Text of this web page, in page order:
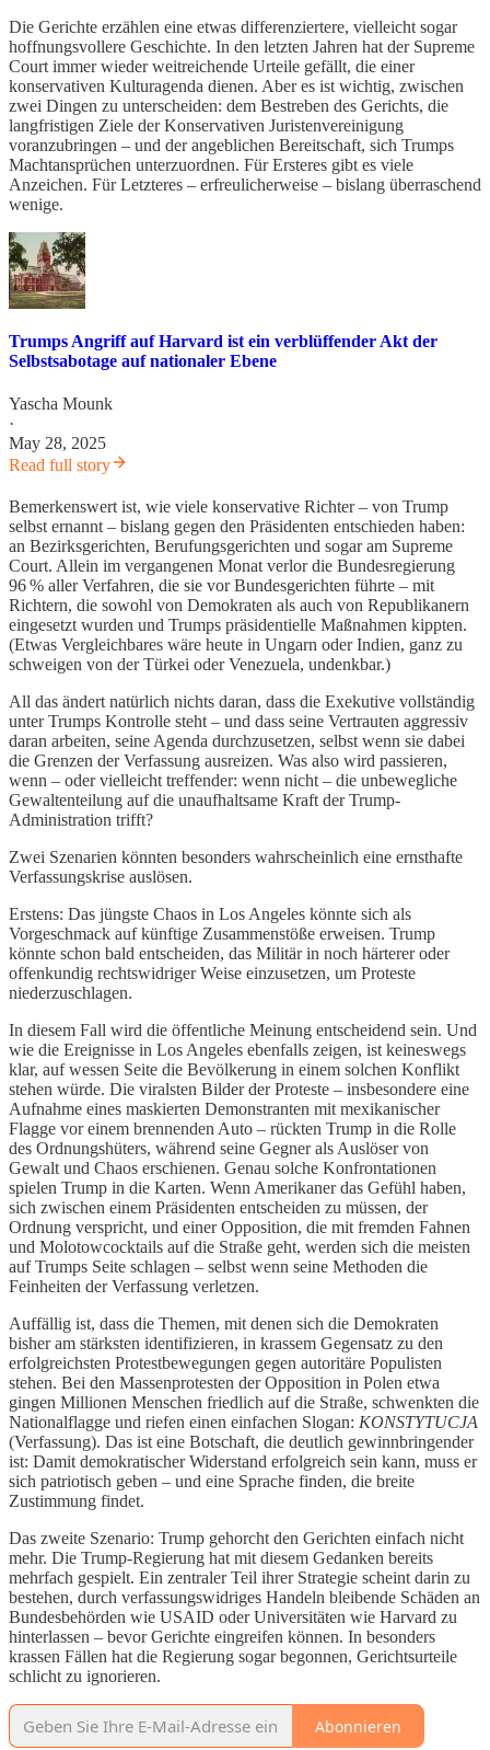
Die Gerichte erzählen eine etwas differenziertere, vielleicht sogar
hoffnungsvollere Geschichte. In den letzten Jahren hat der Supreme
Court immer wieder weitreichende Urteile gefällt, die einer
konservativen Kulturagenda dienen. Aber es ist wichtig, zwischen
zwei Dingen zu unterscheiden: dem Bestreben des Gerichts, die
langfristigen Ziele der Konservativen Juristenvereinigung
voranzubringen – und der angeblichen Bereitschaft, sich Trumps
Machtansprüchen unterzuordnen. Für Ersteres gibt es viele
Anzeichen. Für Letzteres – erfreulicherweise – bislang überraschend
wenige.
Trumps Angriff auf Harvard ist ein verblüffender Akt der
Selbstsabotage auf nationaler Ebene
Yascha Mounk
·
May 28, 2025
Read full story
Bemerkenswert ist, wie viele konservative Richter – von Trump
selbst ernannt – bislang gegen den Präsidenten entschieden haben:
an Bezirksgerichten, Berufungsgerichten und sogar am Supreme
Court. Allein im vergangenen Monat verlor die Bundesregierung
96 % aller Verfahren, die sie vor Bundesgerichten führte – mit
Richtern, die sowohl von Demokraten als auch von Republikanern
eingesetzt wurden und Trumps präsidentielle Maßnahmen kippten.
(Etwas Vergleichbares wäre heute in Ungarn oder Indien, ganz zu
schweigen von der Türkei oder Venezuela, undenkbar.)
All das ändert natürlich nichts daran, dass die Exekutive vollständig
unter Trumps Kontrolle steht – und dass seine Vertrauten aggressiv
daran arbeiten, seine Agenda durchzusetzen, selbst wenn sie dabei
die Grenzen der Verfassung ausreizen. Was also wird passieren,
wenn – oder vielleicht treffender: wenn nicht – die unbewegliche
Gewaltenteilung auf die unaufhaltsame Kraft der Trump-
Administration trifft?
Zwei Szenarien könnten besonders wahrscheinlich eine ernsthafte
Verfassungskrise auslösen.
Erstens: Das jüngste Chaos in Los Angeles könnte sich als
Vorgeschmack auf künftige Zusammenstöße erweisen. Trump
könnte schon bald entscheiden, das Militär in noch härterer oder
offenkundig rechtswidriger Weise einzusetzen, um Proteste
niederzuschlagen.
In diesem Fall wird die öffentliche Meinung entscheidend sein. Und
wie die Ereignisse in Los Angeles ebenfalls zeigen, ist keineswegs
klar, auf wessen Seite die Bevölkerung in einem solchen Konflikt
stehen würde. Die viralsten Bilder der Proteste – insbesondere eine
Aufnahme eines maskierten Demonstranten mit mexikanischer
Flagge vor einem brennenden Auto – rückten Trump in die Rolle
des Ordnungshüters, während seine Gegner als Auslöser von
Gewalt und Chaos erschienen. Genau solche Konfrontationen
spielen Trump in die Karten. Wenn Amerikaner das Gefühl haben,
sich zwischen einem Präsidenten entscheiden zu müssen, der
Ordnung verspricht, und einer Opposition, die mit fremden Fahnen
und Molotowcocktails auf die Straße geht, werden sich die meisten
auf Trumps Seite schlagen – selbst wenn seine Methoden die
Feinheiten der Verfassung verletzen.
Auffällig ist, dass die Themen, mit denen sich die Demokraten
bisher am stärksten identifizieren, in krassem Gegensatz zu den
erfolgreichsten Protestbewegungen gegen autoritäre Populisten
stehen. Bei den Massenprotesten der Opposition in Polen etwa
gingen Millionen Menschen friedlich auf die Straße, schwenkten die
Nationalflagge und riefen einen einfachen Slogan: KONSTYTUCJA
(Verfassung). Das ist eine Botschaft, die deutlich gewinnbringender
ist: Damit demokratischer Widerstand erfolgreich sein kann, muss er
sich patriotisch geben – und eine Sprache finden, die breite
Zustimmung findet.
Das zweite Szenario: Trump gehorcht den Gerichten einfach nicht
mehr. Die Trump-Regierung hat mit diesem Gedanken bereits
mehrfach gespielt. Ein zentraler Teil ihrer Strategie scheint darin zu
bestehen, durch verfassungswidriges Handeln bleibende Schäden an
Bundesbehörden wie USAID oder Universitäten wie Harvard zu
hinterlassen – bevor Gerichte eingreifen können. In besonders
krassen Fällen hat die Regierung sogar begonnen, Gerichtsurteile
schlicht zu ignorieren.
Abonnieren